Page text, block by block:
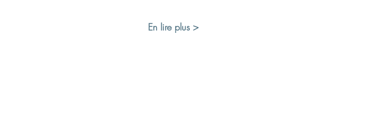
En lire plus >